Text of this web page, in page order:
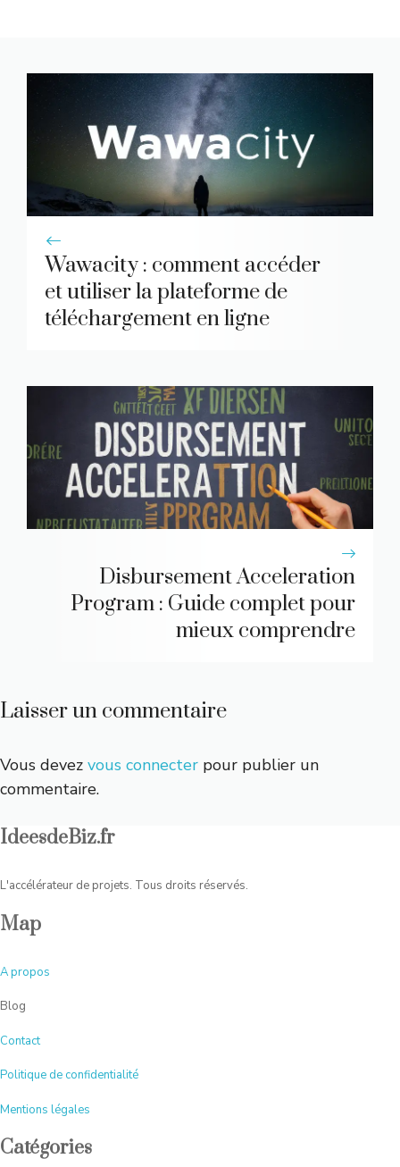
Wawacity : comment accéder
et utiliser la plateforme de
téléchargement en ligne
Disbursement Acceleration
Program : Guide complet pour
mieux comprendre
Laisser un commentaire
Vous devez vous connecter pour publier un
commentaire.
IdeesdeBiz.fr
L'accélérateur de projets. Tous droits réservés.
Map
Apropos
Blog
Contact
Politique de confidentialité
Mentions légales
Catégories